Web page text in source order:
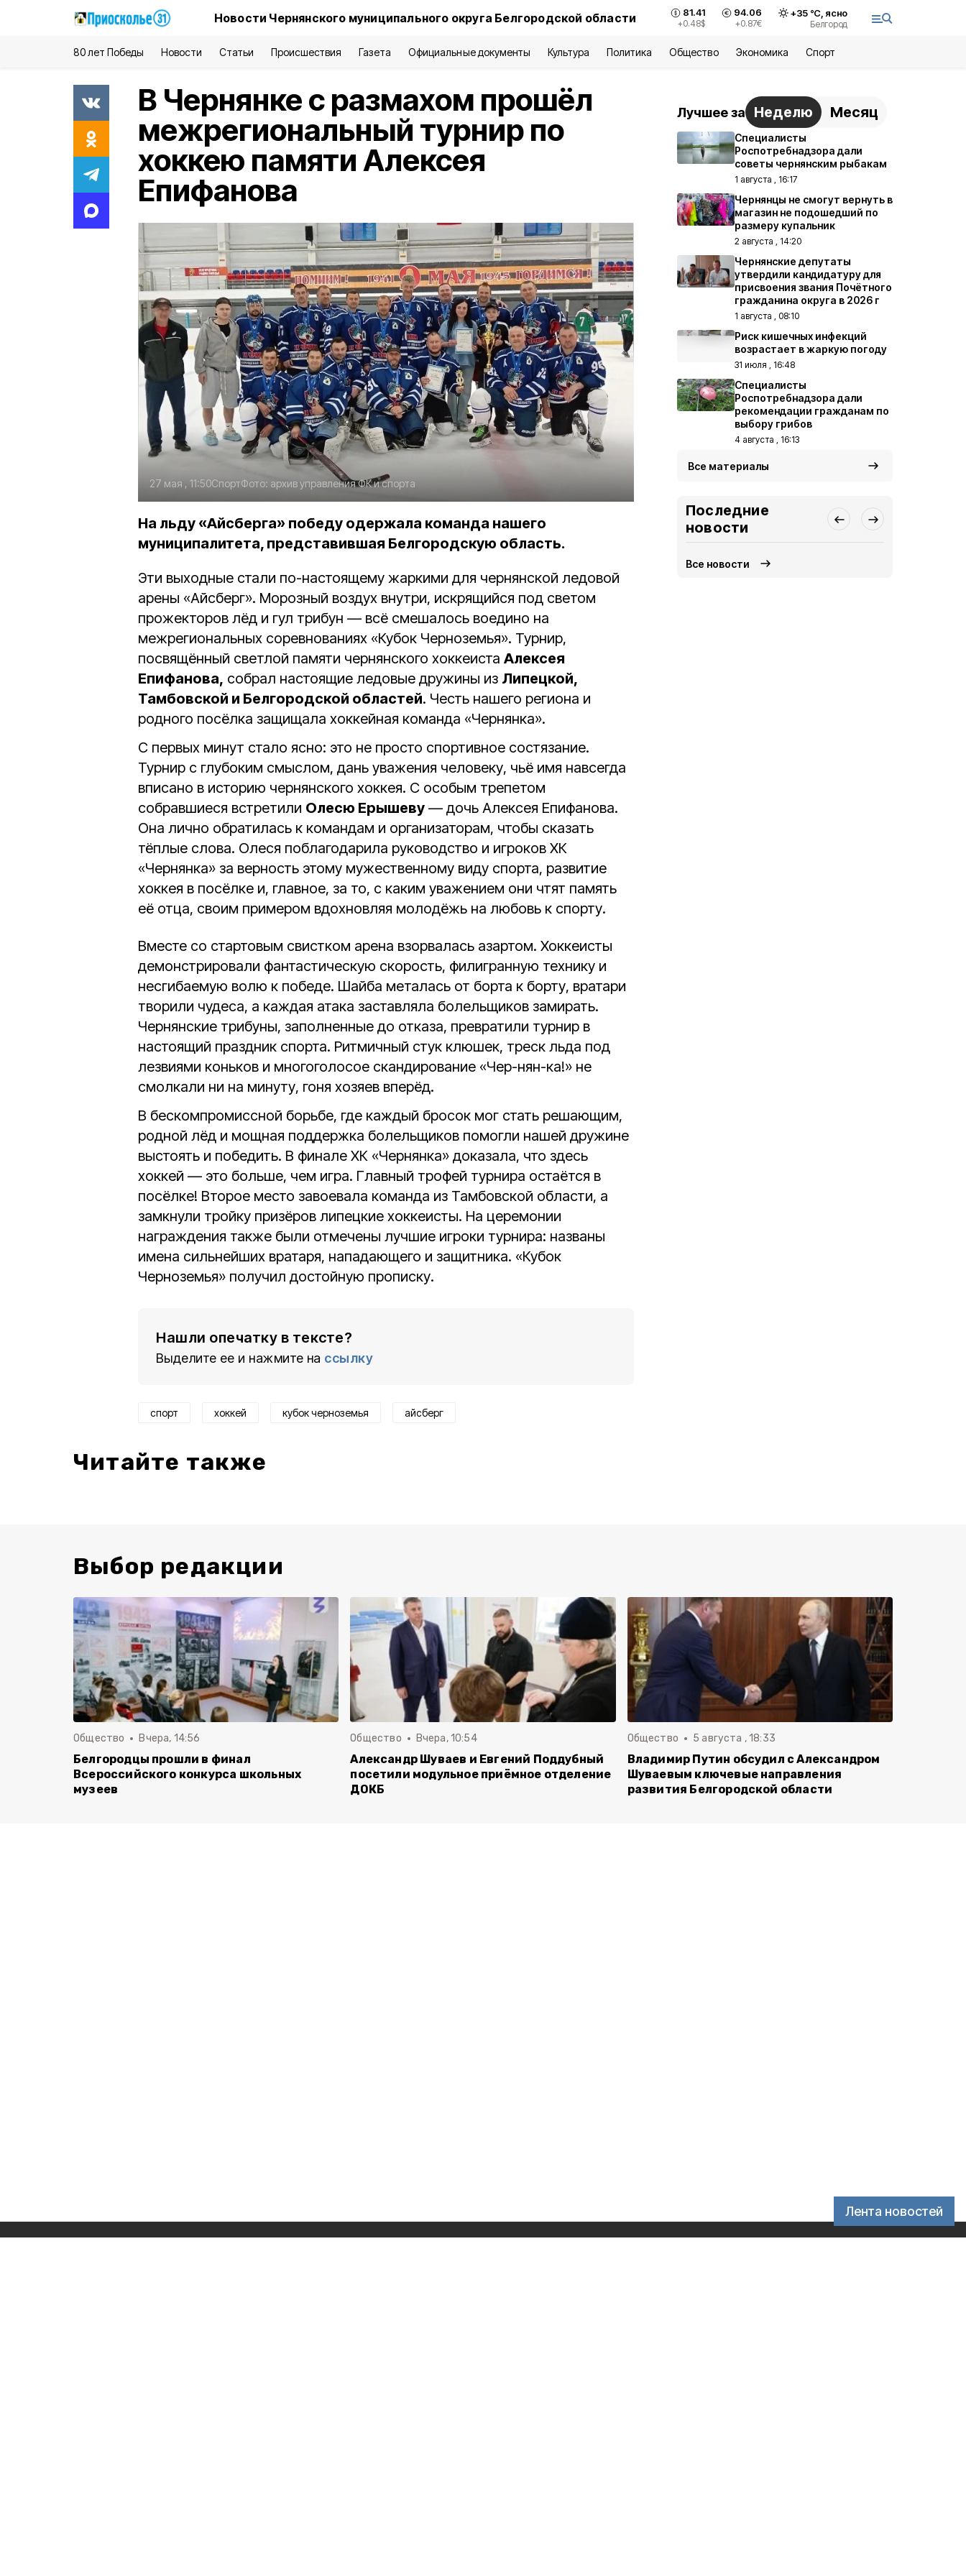
Новости Чернянского муниципального округа Белгородской области 81.41
+0.48$
94.06
+0.87€
+35°С, ясно
Белгород
80 лет Победы Новости Статьи Происшествия Газета Официальные документы Культура Политика Общество Экономика Спорт
Лента новостей
В Чернянке с размахом прошёл
межрегиональный турнир по
хоккею памяти Алексея
Епифанова
27 мая , 11:50СпортФото: архив управления ФК и спорта
На льду «Айсберга» победу одержала команда нашего
муниципалитета, представившая Белгородскую область.
Эти выходные стали по-настоящему жаркими для чернянской ледовой
арены «Айсберг». Морозный воздух внутри, искрящийся под светом
прожекторов лёд и гул трибун — всё смешалось воедино на
межрегиональных соревнованиях «Кубок Черноземья». Турнир,
посвящённый светлой памяти чернянского хоккеиста Алексея
Епифанова, собрал настоящие ледовые дружины из Липецкой,
Тамбовской и Белгородской областей. Честь нашего региона и
родного посёлка защищала хоккейная команда «Чернянка».
С первых минут стало ясно: это не просто спортивное состязание.
Турнир с глубоким смыслом, дань уважения человеку, чьё имя навсегда
вписано в историю чернянского хоккея. С особым трепетом
собравшиеся встретили Олесю Ерышеву — дочь Алексея Епифанова.
Она лично обратилась к командам и организаторам, чтобы сказать
тёплые слова. Олеся поблагодарила руководство и игроков ХК
«Чернянка» за верность этому мужественному виду спорта, развитие
хоккея в посёлке и, главное, за то, с каким уважением они чтят память
её отца, своим примером вдохновляя молодёжь на любовь к спорту.
Вместе со стартовым свистком арена взорвалась азартом. Хоккеисты
демонстрировали фантастическую скорость, филигранную технику и
несгибаемую волю к победе. Шайба металась от борта к борту, вратари
творили чудеса, а каждая атака заставляла болельщиков замирать.
Чернянские трибуны, заполненные до отказа, превратили турнир в
настоящий праздник спорта. Ритмичный стук клюшек, треск льда под
лезвиями коньков и многоголосое скандирование «Чер-нян-ка!» не
смолкали ни на минуту, гоня хозяев вперёд.
В бескомпромиссной борьбе, где каждый бросок мог стать решающим,
родной лёд и мощная поддержка болельщиков помогли нашей дружине
выстоять и победить. В финале ХК «Чернянка» доказала, что здесь
хоккей — это больше, чем игра. Главный трофей турнира остаётся в
посёлке! Второе место завоевала команда из Тамбовской области, а
замкнули тройку призёров липецкие хоккеисты. На церемонии
награждения также были отмечены лучшие игроки турнира: названы
имена сильнейших вратаря, нападающего и защитника. «Кубок
Черноземья» получил достойную прописку.
Нашли опечатку в тексте?
Выделите ее и нажмите на ссылку
спорт хоккей кубок черноземья айсберг
Читайте также
Лучшее за Неделю Месяц
Специалисты
Роспотребнадзора дали
советы чернянским рыбакам
1 августа , 16:17
Чернянцы не смогут вернуть в
магазин не подошедший по
размеру купальник
2 августа , 14:20
Чернянские депутаты
утвердили кандидатуру для
присвоения звания Почётного
гражданина округа в 2026 г
1 августа , 08:10
Риск кишечных инфекций
возрастает в жаркую погоду
31 июля , 16:48
Специалисты
Роспотребнадзора дали
рекомендации гражданам по
выбору грибов
4 августа , 16:13
Все материалы
Последние
новости
Все новости
Выбор редакции
Общество Вчера, 14:56
Белгородцы прошли в финал
Всероссийского конкурса школьных
музеев
Общество Вчера, 10:54
Александр Шуваев и Евгений Поддубный
посетили модульное приёмное отделение
ДОКБ
Общество 5 августа , 18:33
Владимир Путин обсудил с Александром
Шуваевым ключевые направления
развития Белгородской области